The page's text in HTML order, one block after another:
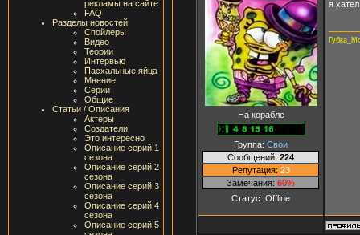
рекламы на сайте
FAQ
Разделы новостей
Спойлеры
Видео
Теории
Интервью
Пасхальные яйца
Мнение
Серии
Общие
Статьи / Описания
Актеры
Создатели
Это интересно
Описание серий 1
сезона
Описание серий 2
сезона
Описание серий 3
сезона
Описание серий 4
сезона
Описание серий 5
На корабле
Группа: Свои
Сообщений: 224
Репутация: 23
Замечания: 60%
Статус: Offline
я